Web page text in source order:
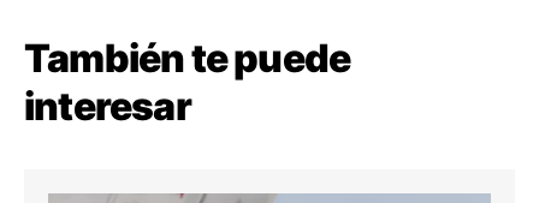
También te puede
interesar